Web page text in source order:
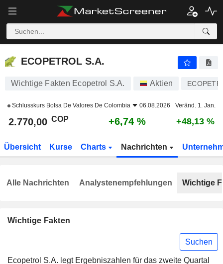
ECOPETROL S.A.
ECOPETROL S.A.
Wichtige Fakten Ecopetrol S.A. Aktien
Schlusskurs Bolsa De Valores De Colombia 06.08.2026 Veränd. 1. Jan.
2.770,00 COP +6,74 % +48,13 %
Übersicht Kurse Charts Nachrichten
Wichtige Fakten
Suchen
Ecopetrol S.A. legt Ergebniszahlen für das zweite Quartal
Alle Nachrichten Analystenempfehlungen Wichtige